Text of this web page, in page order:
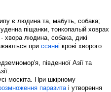
є людина та, мабуть, собака;
піщанки, тонкопалый ховрах
хвора людина, собака, дикі
при ссанні крові хворого
південної Азії та
москіта. При шкірному
паразитаі утворення